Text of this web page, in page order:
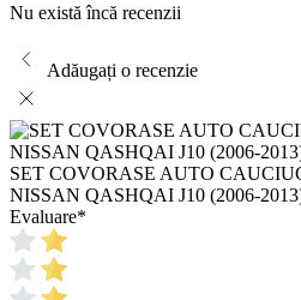
Nu există încă recenzii
Adăugați o recenzie
SET COVORASE AUTO
NISSAN QASHQAI J10 (2006-
Evaluare*